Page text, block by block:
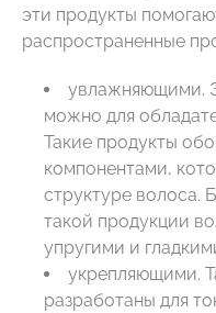
эти продукты
распространенные
увлажняющими.
можно для
Такие продукты
компонентами,
структуре волоса.
такой продукции
упругими и
укрепляющими.
разработаны для